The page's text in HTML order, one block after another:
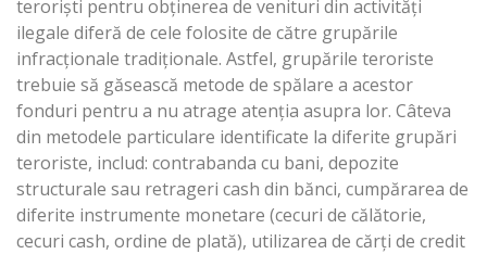
terorişti pentru obţinerea de venituri din activităţi
ilegale diferă de cele folosite de către grupările
infracţionale tradiţionale. Astfel, grupările teroriste
trebuie să găsească metode de spălare a acestor
fonduri pentru a nu atrage atenţia asupra lor. Câteva
din metodele particulare identificate la diferite grupări
teroriste, includ: contrabanda cu bani, depozite
structurale sau retrageri cash din bănci, cumpărarea de
diferite instrumente monetare (cecuri de călătorie,
cecuri cash, ordine de plată), utilizarea de cărţi de credit